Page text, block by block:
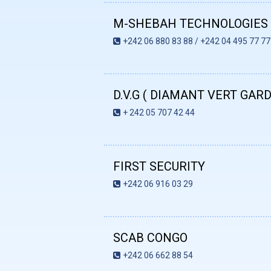
M-SHEBAH TECHNOLOGIES
+242 06 880 83 88 / +242 04 495 77 77
D.V.G ( DIAMANT VERT
+ 242 05 707 42 44
FIRST SECURITY
+242 06 916 03 29
SCAB CONGO
+242 06 662 88 54